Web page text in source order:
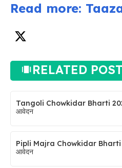
Read more:
RELATED POST
Tangoli Chowkidar Bharti 2026
आवेदन
Pipli Majra Chowkidar Bharti
आवेदन